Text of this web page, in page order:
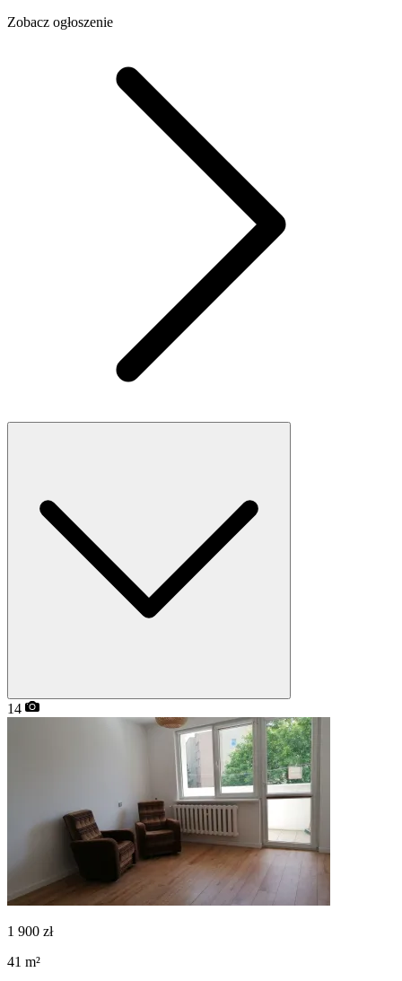
Zobacz ogłoszenie
14
1 900 zł
41 m²